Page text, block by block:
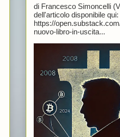
di Francesco Simoncelli
dell'articolo disponibile qui:
https://
nuovo-libro-in-uscita...